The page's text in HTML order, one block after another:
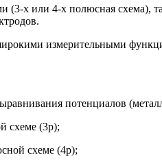
х или 4-х полюсная схема),
измерительными
потенциалов
схеме (3p);
схеме (4p);